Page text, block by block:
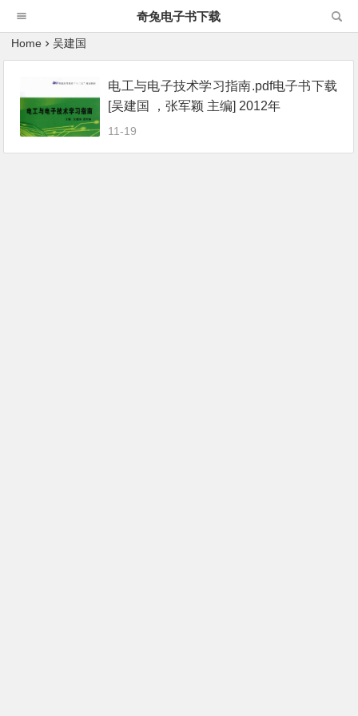
奇兔电子书下载
Home 吴建国
电工与电子技术学习指南.pdf电子书下载
[吴建国 ，张军颖 主编] 2012年
11-19